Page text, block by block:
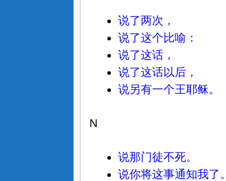
说了两次，
说了这个比喻：
说了这话，
说了这话以后，
说另有一个王耶稣。
N
说那门徒不死。
说你将这事通知我了。